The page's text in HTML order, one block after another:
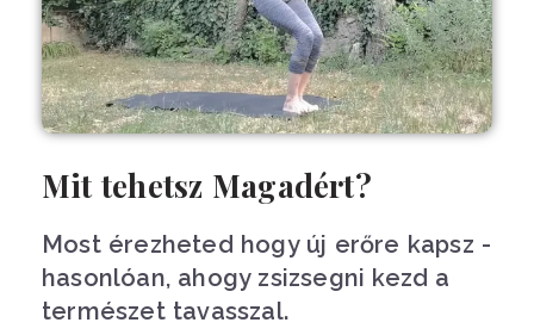
Mit tehetsz Magadért?
Most érezheted hogy új erőre kapsz -
hasonlóan, ahogy zsizsegni kezd a
természet tavasszal.